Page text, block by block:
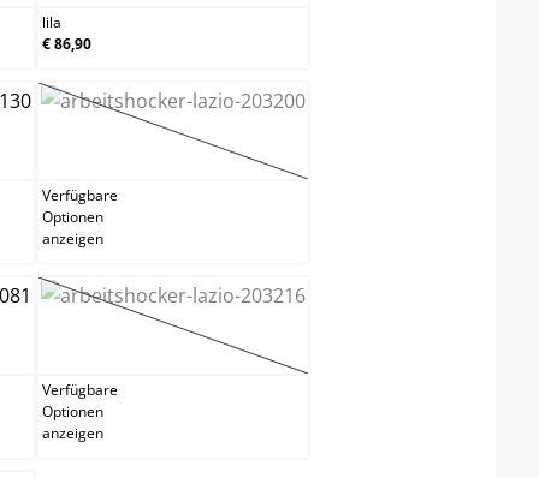
lila
€ 86,90
rot
(Diese Option ist zurzeit nicht verfügbar.)
Verfügbare
Optionen
anzeigen
taupe
(Diese Option ist zurzeit nicht verfügbar.)
Verfügbare
Optionen
anzeigen